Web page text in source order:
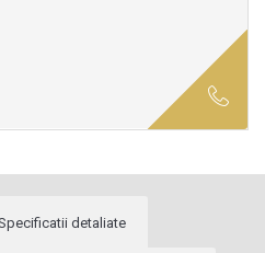
detaliate